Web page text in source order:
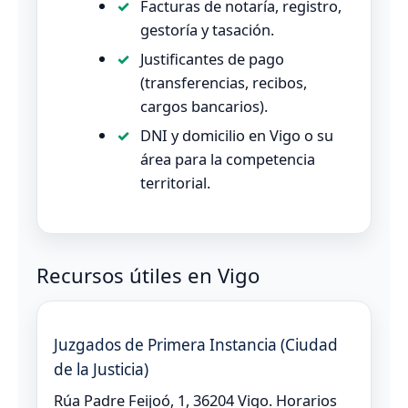
Facturas de notaría, registro,
gestoría y tasación.
Justificantes de pago
(transferencias, recibos,
cargos bancarios).
DNI y domicilio en Vigo o su
área para la competencia
territorial.
Recursos útiles en Vigo
Juzgados de Primera Instancia (Ciudad
de la Justicia)
Rúa Padre Feijoó, 1, 36204 Vigo. Horarios